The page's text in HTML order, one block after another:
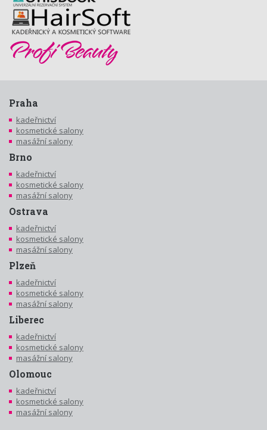
Praha
kadeřnictví
kosmetické salony
masážní salony
Brno
kadeřnictví
kosmetické salony
masážní salony
Ostrava
kadeřnictví
kosmetické salony
masážní salony
Plzeň
kadeřnictví
kosmetické salony
masážní salony
Liberec
kadeřnictví
kosmetické salony
masážní salony
Olomouc
kadeřnictví
kosmetické salony
masážní salony